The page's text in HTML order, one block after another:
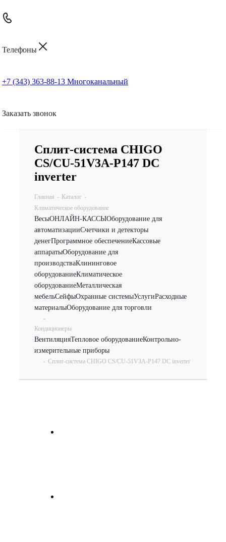
Телефоны
+7 (343) 363-88-13 Многоканальный
Заказать звонок
Сплит-система CHIGO
CS/CU-51V3A-P147 DC
inverter
Главная - Каталог -
Климатическое оборудование
ВесыОНЛАЙН-КАССЫОборудование для
автоматизацииСчетчики и детекторы
денегПрограммное обеспечениеКассовые
аппаратыОборудование для
производстваКлининговое
оборудованиеКлиматическое
оборудованиеМеталлическая
мебельСейфыОхранные системыУслугиРасходные
материалыОборудование для торговли
-
Кондиционеры
ВентиляцияТепловое оборудованиеКонтрольно-
измерительные приборы
- Сплит-система CHIGO CS/CU-51V3A-P147 DC inverter